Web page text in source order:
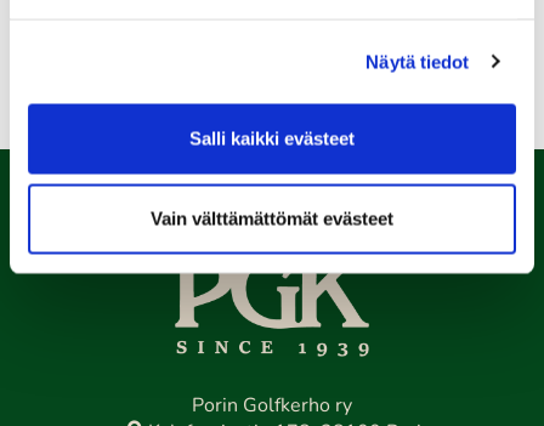
Näytä tiedot
Salli kaikki evästeet
Vain välttämättömät evästeet
Porin Golfkerho ry